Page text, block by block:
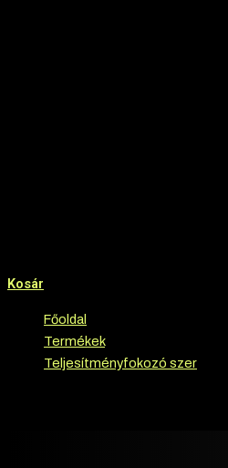
Kosár
Főoldal
Termékek
Teljesítményfokozó szer